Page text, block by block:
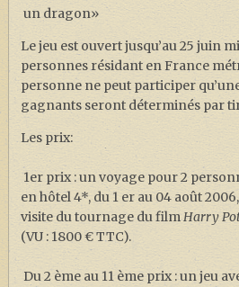
FANDOM
CULTURE
PODCASTS
LES GRANDS ARTICLES DE LA
DOSSIERS
JEUX
un dragon»
Le jeu est ouvert jusqu’au 25 juin
personnes résidant en France
personne ne peut participer
gagnants seront déterminés par
Les prix:
1er prix : un voyage pour 2
en hôtel 4*, du 1 er au 04 août
visite du tournage du filmHarry
(VU : 1800 € TTC).
Du 2 ème au 11 ème prix : un jeu